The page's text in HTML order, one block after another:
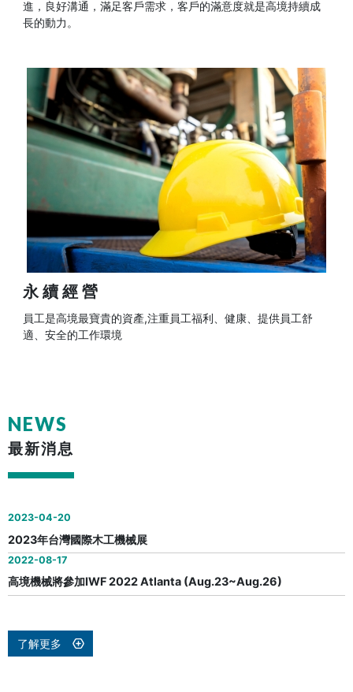
進，良好溝通，滿足客戶需求，客戶的滿意度就是高境持續成
長的動力。
永續經營
員工是高境最寶貴的資產,注重員工福利、健康、提供員工舒
適、安全的工作環境
NEWS
最新消息
2023-04-20
2023年台灣國際木工機械展
2022-08-17
高境機械將參加IWF 2022 Atlanta (Aug.23~Aug.26)
了解更多